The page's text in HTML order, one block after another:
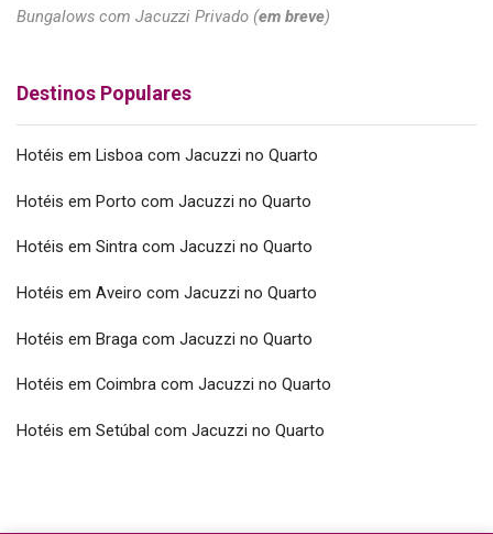
Bungalows com Jacuzzi Privado (em breve)
Destinos Populares
Hotéis em Lisboa com Jacuzzi no Quarto
Hotéis em Porto com Jacuzzi no Quarto
Hotéis em Sintra com Jacuzzi no Quarto
Hotéis em Aveiro com Jacuzzi no Quarto
Hotéis em Braga com Jacuzzi no Quarto
Hotéis em Coimbra com Jacuzzi no Quarto
Hotéis em Setúbal com Jacuzzi no Quarto